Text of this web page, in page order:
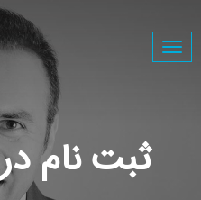
ثبت نام